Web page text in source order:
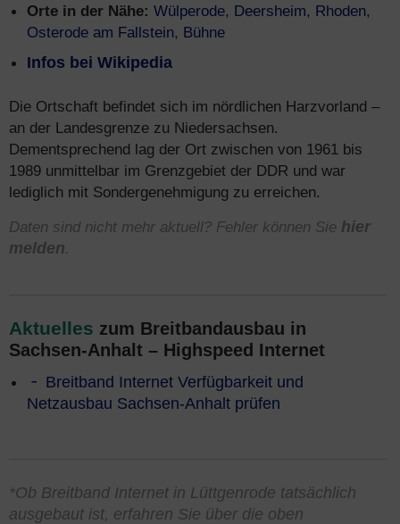
Orte in der Nähe: Wülperode, Deersheim, Rhoden,
Osterode am Fallstein, Bühne
Infos bei Wikipedia
Die Ortschaft befindet sich im nördlichen Harzvorland –
an der Landesgrenze zu Niedersachsen.
Dementsprechend lag der Ort zwischen von 1961 bis
1989 unmittelbar im Grenzgebiet der DDR und war
lediglich mit Sondergenehmigung zu erreichen.
Daten sind nicht mehr aktuell? Fehler können Sie hier
melden.
Aktuelles zum Breitbandausbau in
Sachsen-Anhalt – Highspeed Internet
Breitband Internet Verfügbarkeit und
Netzausbau Sachsen-Anhalt prüfen
*Ob Breitband Internet in Lüttgenrode tatsächlich
ausgebaut ist, erfahren Sie über die oben